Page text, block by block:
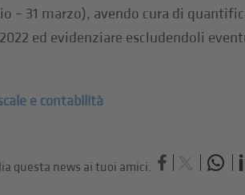
– 31 marzo), avendo cura di
ed evidenziare escludendoli
e contabilità
questa news ai tuoi amici.